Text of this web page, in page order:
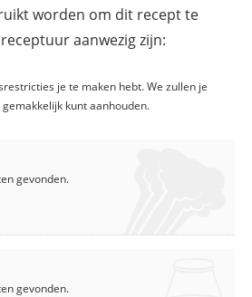
worden om dit recept te
aanwezig zijn:
je te maken hebt. We zullen je
kunt aanhouden.
gevonden.
gevonden.